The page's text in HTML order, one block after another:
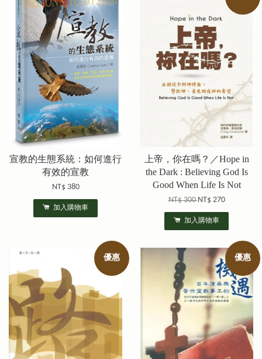
宣教的生態系統：如何進行
有效的宣教
NT$ 380
加入購物車
上帝，你在嗎？／Hope in
the Dark : Believing God Is
Good When Life Is Not
NT$ 300NT$ 270
加入購物車
優惠 優惠